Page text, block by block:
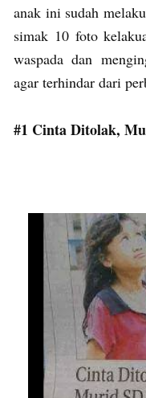
anak ini sudah
simak 10 foto
waspada dan
agar terhindar dari
#1 Cinta Ditolak,